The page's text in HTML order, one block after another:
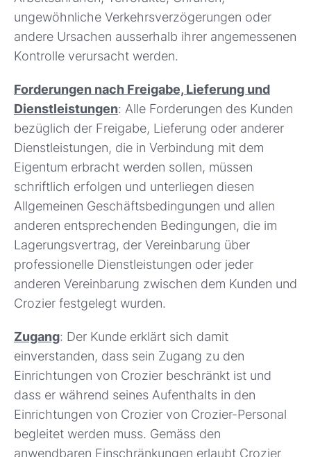
ungewöhnliche Verkehrsverzögerungen oder
andere Ursachen ausserhalb ihrer angemessenen
Kontrolle verursacht werden.
Forderungen nach Freigabe, Lieferung und
Dienstleistungen: Alle Forderungen des Kunden
bezüglich der Freigabe, Lieferung oder anderer
Dienstleistungen, die in Verbindung mit dem
Eigentum erbracht werden sollen, müssen
schriftlich erfolgen und unterliegen diesen
Allgemeinen Geschäftsbedingungen und allen
anderen entsprechenden Bedingungen, die im
Lagerungsvertrag, der Vereinbarung über
professionelle Dienstleistungen oder jeder
anderen Vereinbarung zwischen dem Kunden und
Crozier festgelegt wurden.
Zugang: Der Kunde erklärt sich damit
einverstanden, dass sein Zugang zu den
Einrichtungen von Crozier beschränkt ist und
dass er während seines Aufenthalts in den
Einrichtungen von Crozier von Crozier-Personal
begleitet werden muss. Gemäss den
anwendbaren Einschränkungen erlaubt Crozier